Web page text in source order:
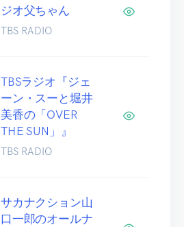
ジオ父ちゃん
TBS RADIO
TBSラジオ『ジェ
ーン・スーと堀井
美香の「OVER
THE SUN」』
TBS RADIO
サカナクション山
口一郎のオールナ